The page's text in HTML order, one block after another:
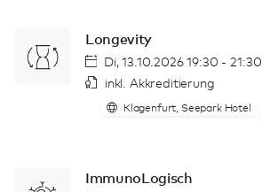
Longevity
Di, 13.10.2026 19:30 - 21:30
inkl. Akkreditierung
Klagenfurt, Seepark Hotel
ImmunoLogisch